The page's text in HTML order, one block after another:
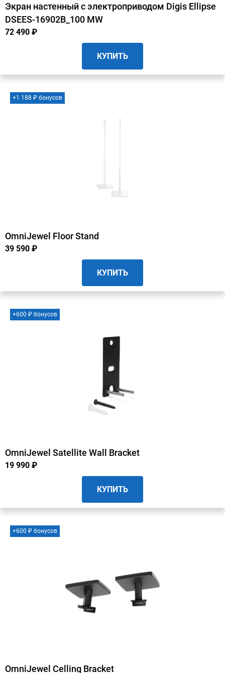
Экран настенный с электроприводом Digis Ellipse
DSEES-16902B_100 MW
72 490 ₽
КУПИТЬ
+1 188 ₽ бонусов
OmniJewel Floor Stand
39 590 ₽
КУПИТЬ
+600 ₽ бонусов
OmniJewel Satellite Wall Bracket
19 990 ₽
КУПИТЬ
+600 ₽ бонусов
OmniJewel Celling Bracket